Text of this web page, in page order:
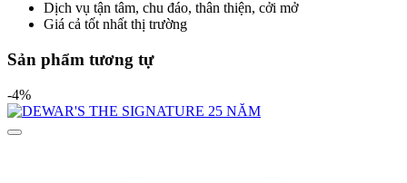
Dịch vụ tận tâm, chu đáo, thân thiện, cởi mở
Giá cả tốt nhất thị trường
Sản phẩm tương tự
-4%